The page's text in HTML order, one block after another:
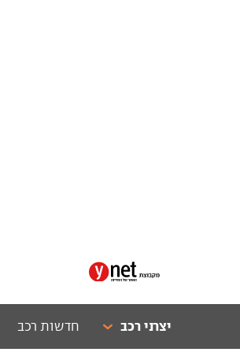
יצרני רכב חדשות רכב